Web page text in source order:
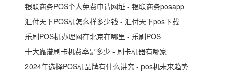
银联商务POS个人免费申请网址 - 银联商务posapp
汇付天下POS机怎么样多少钱 - 汇付天下pos下载
乐刷POS机办理网在北京在哪里 - 乐刷POS
十大靠谱刷卡机费率是多少 - 刷卡机器有哪家
2024年选择POS机品牌有什么讲究 - pos机未来趋势